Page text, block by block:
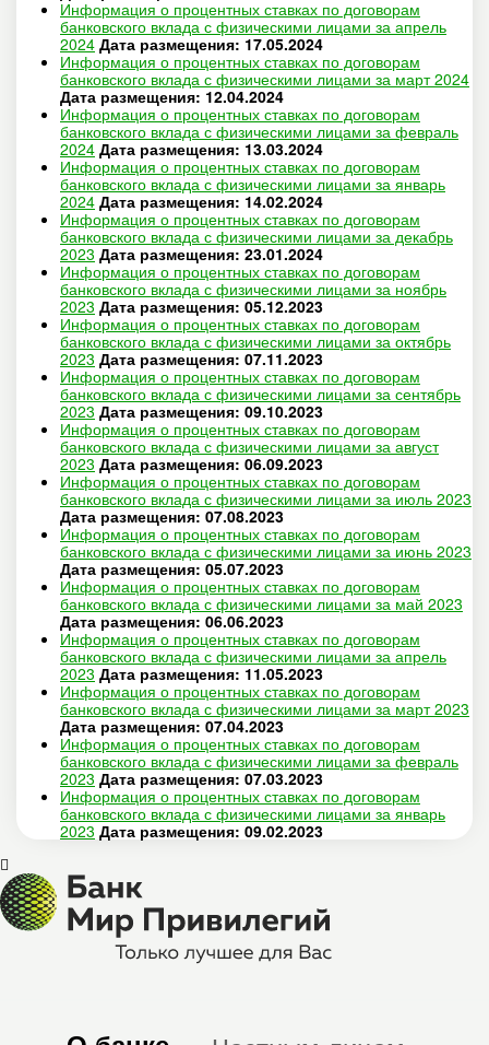
Информация о процентных ставках по договорам
банковского вклада с физическими лицами за апрель
2024 Дата размещения: 17.05.2024
Информация о процентных ставках по договорам
банковского вклада с физическими лицами за март 2024
Дата размещения: 12.04.2024
Информация о процентных ставках по договорам
банковского вклада с физическими лицами за февраль
2024 Дата размещения: 13.03.2024
Информация о процентных ставках по договорам
банковского вклада с физическими лицами за январь
2024 Дата размещения: 14.02.2024
Информация о процентных ставках по договорам
банковского вклада с физическими лицами за декабрь
2023 Дата размещения: 23.01.2024
Информация о процентных ставках по договорам
банковского вклада с физическими лицами за ноябрь
2023 Дата размещения: 05.12.2023
Информация о процентных ставках по договорам
банковского вклада с физическими лицами за октябрь
2023 Дата размещения: 07.11.2023
Информация о процентных ставках по договорам
банковского вклада с физическими лицами за сентябрь
2023 Дата размещения: 09.10.2023
Информация о процентных ставках по договорам
банковского вклада с физическими лицами за август
2023 Дата размещения: 06.09.2023
Информация о процентных ставках по договорам
банковского вклада с физическими лицами за июль 2023
Дата размещения: 07.08.2023
Информация о процентных ставках по договорам
банковского вклада с физическими лицами за июнь 2023
Дата размещения: 05.07.2023
Информация о процентных ставках по договорам
банковского вклада с физическими лицами за май 2023
Дата размещения: 06.06.2023
Информация о процентных ставках по договорам
банковского вклада с физическими лицами за апрель
2023 Дата размещения: 11.05.2023
Информация о процентных ставках по договорам
банковского вклада с физическими лицами за март 2023
Дата размещения: 07.04.2023
Информация о процентных ставках по договорам
банковского вклада с физическими лицами за февраль
2023 Дата размещения: 07.03.2023
Информация о процентных ставках по договорам
банковского вклада с физическими лицами за январь
2023 Дата размещения: 09.02.2023